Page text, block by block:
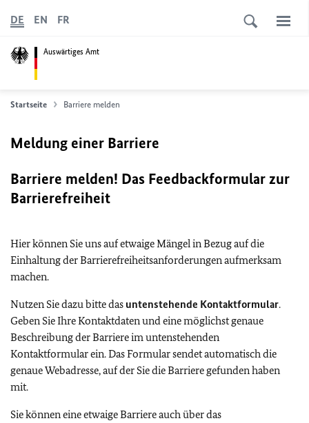
Auswärtiges Amt
DE EN FR
Startseite Barriere melden
Meldung einer Barriere
Barriere melden! Das Feedbackformular zur
Barrierefreiheit
Hier können Sie uns auf etwaige Mängel in Bezug auf die
Einhaltung der Barrierefreiheitsanforderungen aufmerksam
machen.
Nutzen Sie dazu bitte das untenstehende Kontaktformular.
Geben Sie Ihre Kontaktdaten und eine möglichst genaue
Beschreibung der Barriere im untenstehenden
Kontaktformular ein. Das Formular sendet automatisch die
genaue Webadresse, auf der Sie die Barriere gefunden haben
mit.
Sie können eine etwaige Barriere auch über das